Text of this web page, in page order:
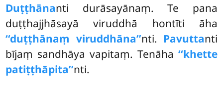
Duṭṭhānanti durāsayānaṃ. Te pana
duṭṭhajjhāsayā viruddhā hontīti āha
‘‘duṭṭhānaṃ viruddhāna’’nti. Pavuttanti
bījaṃ sandhāya vapitaṃ. Tenāha ‘‘khette
patiṭṭhāpita’’nti.